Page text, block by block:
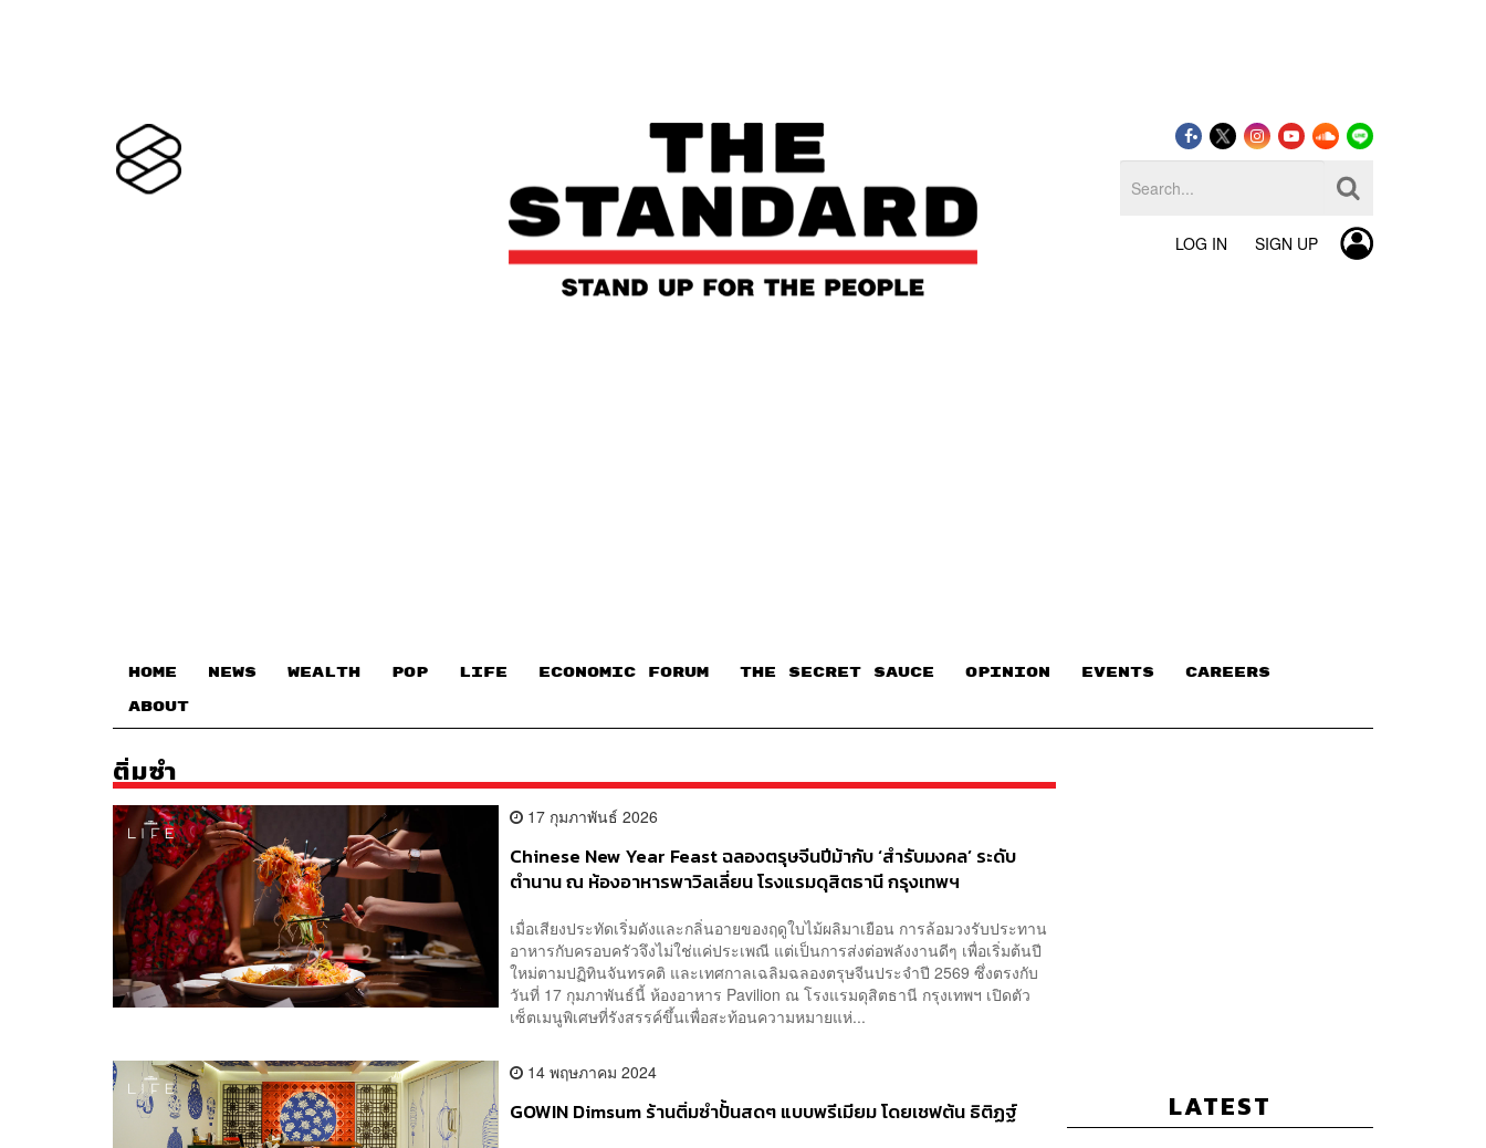
LOG IN SIGN UP
HOME NEWS WEALTH POP LIFE ECONOMIC FORUM THE SECRET SAUCE​ OPINION EVENTS CAREERS
ABOUT
ติ่มซำ
17 กุมภาพันธ์ 2026
Chinese New Year Feast ฉลองตรุษจีนปีม้ากับ ‘สำรับมงคล’ ระดับ
ตำนาน ณ ห้องอาหารพาวิลเลี่ยน โรงแรมดุสิตธานี กรุงเทพฯ
เมื่อเสียงประทัดเริ่มดังและกลิ่นอายของฤดูใบไม้ผลิมาเยือน การล้อมวงรับประทาน
อาหารกับครอบครัวจึงไม่ใช่แค่ประเพณี แต่เป็นการส่งต่อพลังงานดีๆ เพื่อเริ่มต้นปี
ใหม่ตามปฏิทินจันทรคติ และเทศกาลเฉลิมฉลองตรุษจีนประจำปี 2569 ซึ่งตรงกับ
วันที่ 17 กุมภาพันธ์นี้ ห้องอาหาร Pavilion ณ โรงแรมดุสิตธานี กรุงเทพฯ เปิดตัว
เซ็ตเมนูพิเศษที่รังสรรค์ขึ้นเพื่อสะท้อนความหมายแห่...
14 พฤษภาคม 2024
GOWIN Dimsum ร้านติ่มซำปั้นสดๆ แบบพรีเมียม โดยเชฟต้น ธิติฏฐ์ LATEST